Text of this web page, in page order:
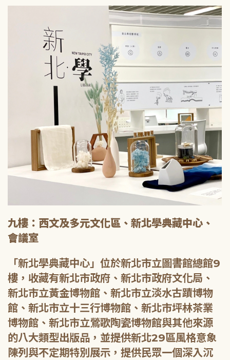
九樓：西文及多元文化區、新北學典藏中心、
會議室
「新北學典藏中心」位於新北市立圖書館總館9
樓，收藏有新北市政府、新北市政府文化局、
新北市立黃金博物館、新北市立淡水古蹟博物
館、新北市立十三行博物館、新北市坪林茶業
博物館、新北市立鶯歌陶瓷博物館與其他來源
的八大類型出版品，並提供新北29區風格意象
陳列與不定期特別展示，提供民眾一個深入沉